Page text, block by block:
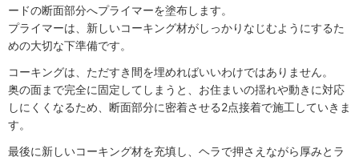
ードの断面部分へプライマーを塗布します。
プライマーは、新しいコーキング材がしっかりなじむようにするた
めの大切な下準備です。
コーキングは、ただすき間を埋めればいいわけではありません。
奥の面まで完全に固定してしまうと、お住まいの揺れや動きに対応
しにくくなるため、断面部分に密着させる2点接着で施工していきま
す。
最後に新しいコーキング材を充填し、ヘラで押さえながら厚みとラ